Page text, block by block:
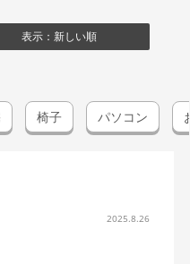
表示：新しい順
椅子 パソコン
2025.8.26